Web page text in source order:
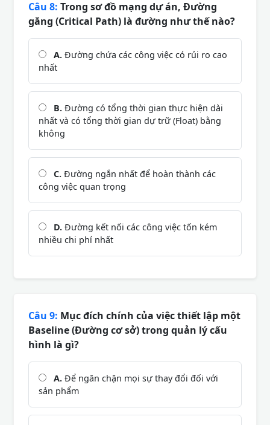
Câu 8: Trong sơ đồ mạng dự án, Đường
găng (Critical Path) là đường như thế nào?
A. Đường chứa các công việc có rủi ro cao
nhất
B. Đường có tổng thời gian thực hiện dài
nhất và có tổng thời gian dự trữ (Float) bằng
không
C. Đường ngắn nhất để hoàn thành các
công việc quan trọng
D. Đường kết nối các công việc tốn kém
nhiều chi phí nhất
Câu 9: Mục đích chính của việc thiết lập một
Baseline (Đường cơ sở) trong quản lý cấu
hình là gì?
A. Để ngăn chặn mọi sự thay đổi đối với
sản phẩm